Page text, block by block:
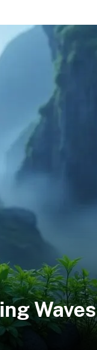
Waves